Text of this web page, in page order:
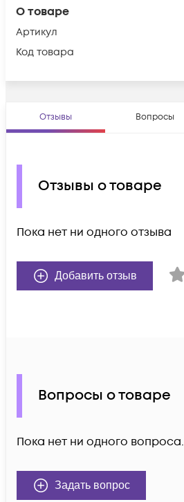
О товаре
Артикул
Код товара
Отзывы Вопросы
Отзывы о товаре
Пока нет ни одного отзыва
Добавить отзыв
Вопросы о товаре
Пока нет ни одного вопроса.
Задать вопрос